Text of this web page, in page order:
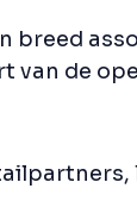
breed
van de